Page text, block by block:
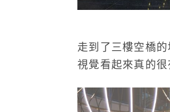
走到了三樓空橋
視覺看起來真的